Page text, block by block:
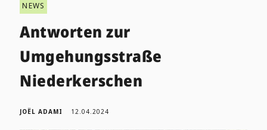
NEWS
Antworten zur
Umgehungsstraße
Niederkerschen
JOËL ADAMI 12.04.2024